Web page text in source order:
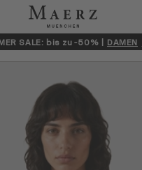
SALE: bis zu -50% | DAMEN
überspringen